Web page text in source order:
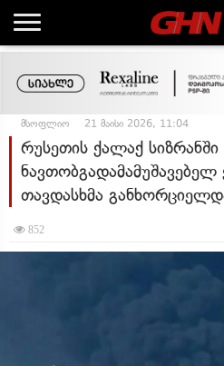
მსოფლიო 21 მაისი 2026, 11:04
რუსეთის ქალაქ
თავდასხმა
852